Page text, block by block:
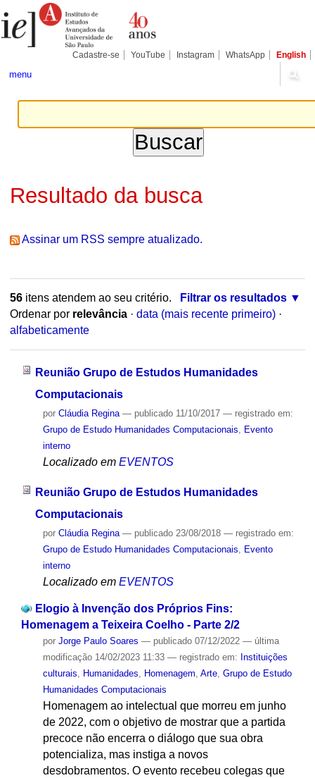
para
conteúdo.
Pessoais
Cadastre-se YouTube Instagram WhatsApp English
menu
Resultado da busca
Assinar um RSS sempre atualizado.
56itens atendem ao seu critério.
Filtrar os resultados
Ordenar por relevância · data (mais recente primeiro) ·
alfabeticamente
Reunião Grupo de Estudos Humanidades
Computacionais
por Cláudia Regina — publicado11/10/2017 — registrado em:
Grupo de Estudo Humanidades Computacionais
Evento
interno
Localizado em EVENTOS
Reunião Grupo de Estudos Humanidades
Computacionais
por Cláudia Regina — publicado23/08/2018 — registrado em:
Grupo de Estudo Humanidades Computacionais
Evento
interno
Localizado em EVENTOS
Elogio à Invenção dos Próprios Fins:
Homenagem a Teixeira Coelho - Parte 2/2
por Jorge Paulo Soares — publicado07/12/2022 — última
modificação14/02/2023 11:33 — registrado em: Instituições
culturais, Humanidades, Homenagem, Arte, Grupo de Estudo
Humanidades Computacionais
Homenagem ao intelectual que morreu em junho
de 2022, com o objetivo de mostrar que a partida
precoce não encerra o diálogo que sua obra
potencializa, mas instiga a novos
desdobramentos. O evento recebeu colegas que